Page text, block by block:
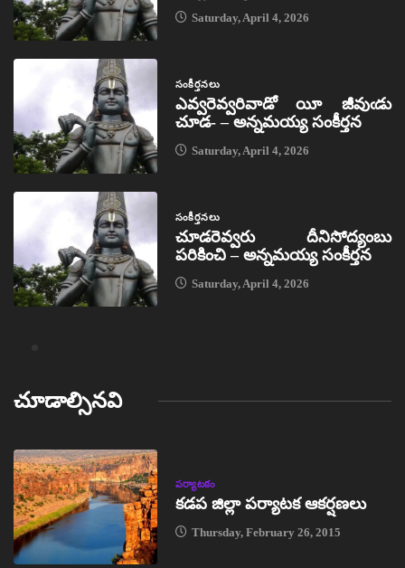
Saturday, April 4, 2026
సంకీర్తనలు
ఎవ్వరెవ్వరివాడో యీ జీవుఁడు
చూడ- – అన్నమయ్య సంకీర్తన
Saturday, April 4, 2026
సంకీర్తనలు
చూడరెవ్వరు దీనిసోద్యంబు
పరికించి – అన్నమయ్య సంకీర్తన
Saturday, April 4, 2026
చూడాల్సినవి
పర్యాటకం
కడప జిల్లా పర్యాటక ఆకర్షణలు
Thursday, February 26, 2015